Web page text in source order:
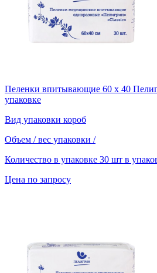
Пеленки впитывающие 60 х 40
упаковке
Вид упаковки короб
Объем / вес упаковки /
Количество в упаковке 30 шт в
Цена по запросу